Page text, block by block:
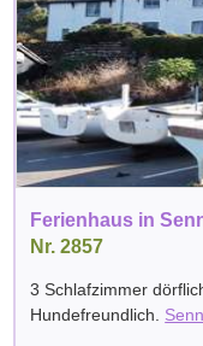
Ferienhaus in
Nr. 2857
3 Schlafzimmer
Hundefreundlich.